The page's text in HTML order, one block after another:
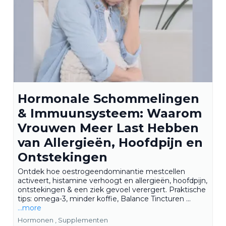
Hormonale Schommelingen
& Immuunsysteem: Waarom
Vrouwen Meer Last Hebben
van Allergieën, Hoofdpijn en
Ontstekingen
Ontdek hoe oestrogeendominantie mestcellen
activeert, histamine verhoogt en allergieën, hoofdpijn,
ontstekingen & een ziek gevoel verergert. Praktische
tips: omega-3, minder koffie, Balance Tincturen ...
...more
Hormonen ,
Supplementen